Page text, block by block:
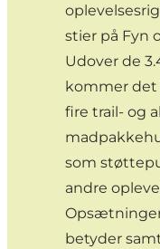
stier på Fyn
Udover de
kommer det
fire trail- og
som
andre
betyder